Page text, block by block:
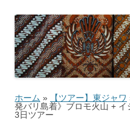
ホーム » 【ツアー】東ジャワ
発バリ島着》ブロモ火山 +
3日ツアー